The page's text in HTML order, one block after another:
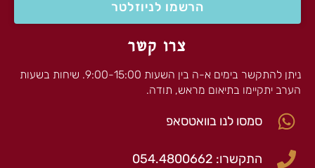
הרשמו לניוזלטר
צרו קשר
ניתן להתקשר בימים א-ה בין השעות 9:00-15:00. שיחות בשעות
הערב יתקיימו בתיאום מראש, תודה.
סמסו לנו בוואטסאפ
התקשרו: 054.4800662